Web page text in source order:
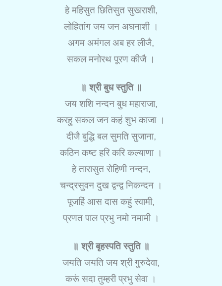
हे महिसुत छितिसुत सुखराशी,
लोहितांग जय जन अघनाशी ।
अगम अमंगल अब हर लीजै,
सकल मनोरथ पूरण कीजै ।
॥ श्री बुध स्तुति ॥
जय शशि नन्दन बुध महाराजा,
करहु सकल जन कहं शुभ काजा ।
दीजै बुद्धि बल सुमति सुजाना,
कठिन कष्ट हरि करि कल्याणा ।
हे तारासुत रोहिणी नन्दन,
चन्द्रसुवन दुख द्वन्द्व निकन्दन ।
पूजहिं आस दास कहुं स्वामी,
प्रणत पाल प्रभु नमो नमामी ।
॥ श्री बृहस्पति स्तुति ॥
जयति जयति जय श्री गुरुदेवा,
करूं सदा तुम्हरी प्रभु सेवा ।